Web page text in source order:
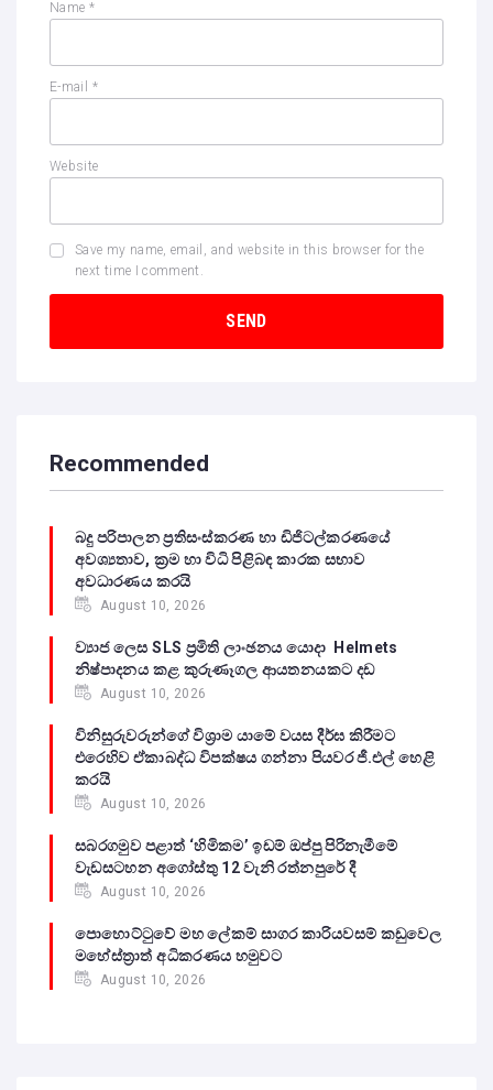
Name *
E-mail *
Website
Save my name, email, and website in this browser for the
next time I comment.
Recommended
බදු පරිපාලන ප්‍රතිසංස්කරණ හා ඩිජිටල්කරණයේ
අවශ්‍යතාව, ක්‍රම හා විධි පිළිබඳ කාරක සභාව
අවධාරණය කරයි
August 10, 2026
ව්‍යාජ ලෙස SLS ප්‍රමිති ලාංඡනය යොදා Helmets
නිෂ්පාදනය කළ කුරුණෑගල ආයතනයකට දඩ
August 10, 2026
විනිසුරුවරුන්ගේ විශ්‍රාම යාමේ වයස දීර්ඝ කිරීමට
එරෙහිව ඒකාබද්ධ විපක්ෂය ගන්නා පියවර ජී.එල් හෙළි
කරයි
August 10, 2026
සබරගමුව පළාත් ‘හිමිකම’ ඉඩම් ඔප්පු පිරිනැමීමේ
වැඩසටහන අගෝස්තු 12 වැනි රත්නපුරේ දී
August 10, 2026
පොහොට්ටුවේ මහ ලේකම් සාගර කාරියවසම් කඩුවෙල
මහේස්ත්‍රාත් අධිකරණය හමුවට
August 10, 2026